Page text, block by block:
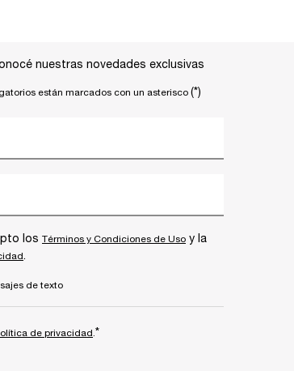
nuestras novedades exclusivas
están marcados con un asterisco (*)
los Términos y Condiciones de Uso y la
.
de texto
de privacidad.*